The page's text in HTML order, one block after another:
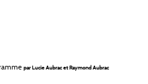
par Lucie Aubrac et Raymond Aubrac